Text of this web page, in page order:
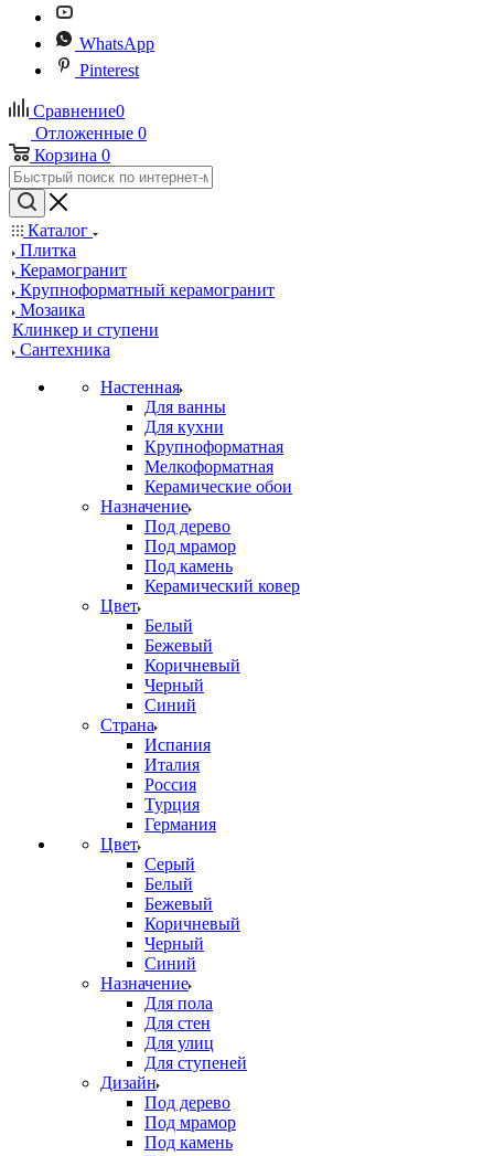
WhatsApp
Pinterest
Сравнение0
Отложенные 0
Корзина 0
Каталог
Плитка
Керамогранит
Крупноформатный керамогранит
Мозаика
Клинкер и ступени
Сантехника
Настенная
Для ванны
Для кухни
Крупноформатная
Мелкоформатная
Керамические обои
Назначение
Под дерево
Под мрамор
Под камень
Керамический ковер
Цвет
Белый
Бежевый
Коричневый
Черный
Синий
Страна
Испания
Италия
Россия
Турция
Германия
Цвет
Серый
Белый
Бежевый
Коричневый
Черный
Синий
Назначение
Для пола
Для стен
Для улиц
Для ступеней
Дизайн
Под дерево
Под мрамор
Под камень